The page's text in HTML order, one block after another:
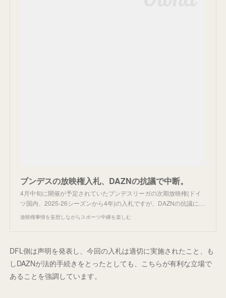
ブンデスの放映権入札、DAZNの抗議で中断。
4月中旬に開催が予定されていたブンデスリーガの次期放映権(ドイ
ツ国内、2025-26シーズンから4年)の入札ですが、DAZNの抗議に…
放映権事情を妄想しながらスポーツ中継を楽しむ
DFL側は声明を発表し、今回の入札は適切に実施されたこと、も
しDAZNが法的手続きをとったとしても、こちらが有利な立場で
あることを強調しています。